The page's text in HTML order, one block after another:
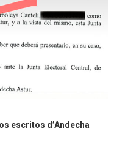
escritos d’Andecha